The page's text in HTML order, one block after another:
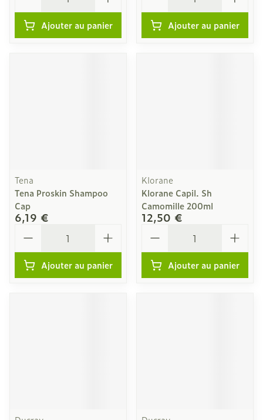
Ajouter au panier Ajouter au panier
Tena
Tena Proskin Shampoo
Cap
6,19 €
Ajouter au panier
Klorane
Klorane Capil. Sh
Camomille 200ml
12,50 €
Ajouter au panier